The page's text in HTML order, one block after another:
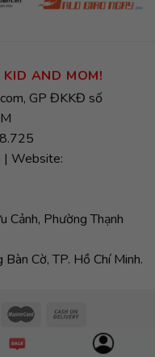
KID AND MOM!
GP ĐKKĐ số
| Website:
Phường Thạnh
Cờ, TP. Hồ Chí Minh.